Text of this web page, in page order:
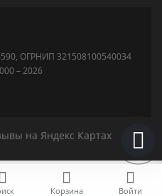
Корзина Войти
ОГРНИП 321508100540034
– 2026
на Яндекс Картах